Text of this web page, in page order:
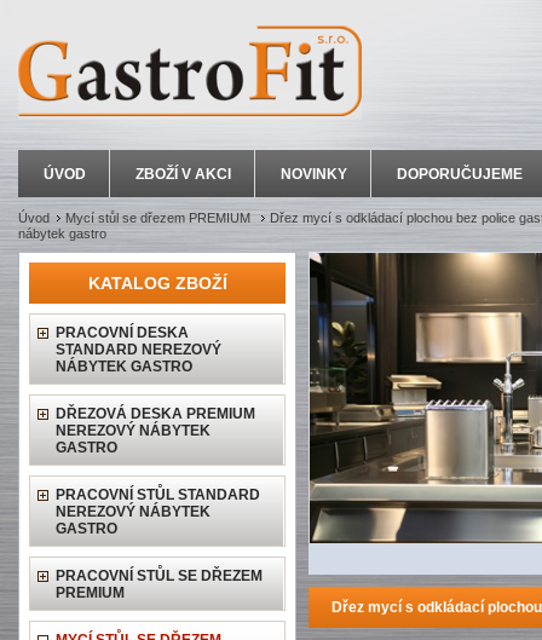
ÚVOD ZBOŽÍ V AKCI NOVINKY DOPORUČUJEME
Úvod Mycí stůl se dřezem PREMIUM
Dřez mycí s odkládací plochou bez police
nábytek gastro
KATALOG ZBOŽÍ
PRACOVNÍ DESKA
STANDARD NEREZOVÝ
NÁBYTEK GASTRO
DŘEZOVÁ DESKA PREMIUM
NEREZOVÝ NÁBYTEK
GASTRO
PRACOVNÍ STŮL STANDARD
NEREZOVÝ NÁBYTEK
GASTRO
PRACOVNÍ STŮL SE DŘEZEM
PREMIUM
Dřez mycí s odkládací